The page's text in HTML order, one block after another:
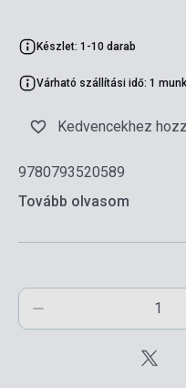
Készlet: 1-10 darab
Várható szállítási idő: 1
Kedvencekhez
9780793520589
Tovább olvasom